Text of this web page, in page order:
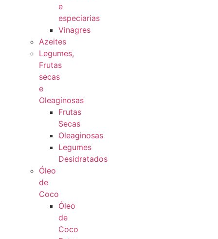
e
especiarias
Vinagres
Azeites
Legumes,
Frutas
secas
e
Oleaginosas
Frutas
Secas
Oleaginosas
Legumes
Desidratados
Óleo
de
Coco
Óleo
de
Coco